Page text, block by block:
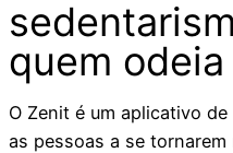
quem
O Zenit é um aplicativo
as pessoas a se tornarem